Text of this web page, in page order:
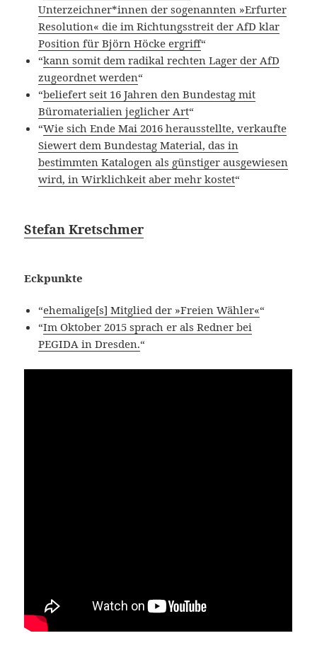
Unterzeichner*innen der sogenannten »Erfurter
Resolution« die im Richtungsstreit der AfD klar
Position für Björn Höcke ergriff“
“kann somit dem radikal rechten Lager der AfD
zugeordnet werden“
“beliefert seit 16 Jahren den Bundestag mit
Büromaterialien jeglicher Art“
“Wie sich Ende Mai 2016 herausstellte, verkaufte
Siewert dem Bundestag Material, das in
bestimmten Katalogen als günstiger ausgewiesen
wird, in Wirklichkeit aber mehr kostet“
Stefan Kretschmer
Eckpunkte
“ehemalige[s] Mitglied der »Freien Wähler«“
“Im Oktober 2015 sprach er als Redner bei
PEGIDA in Dresden.“